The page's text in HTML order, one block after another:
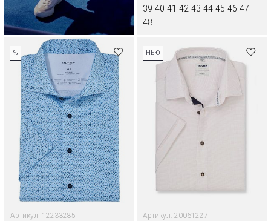
39 40 41 42 43 44 45 46 47
48
%
Артикул: 12233285
НЬЮ
Артикул: 20061227